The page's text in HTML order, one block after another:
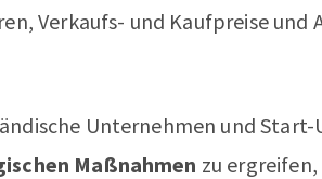
Verkaufs- und Kaufpreise und
Unternehmen und Start-
Maßnahmen zu ergreifen,